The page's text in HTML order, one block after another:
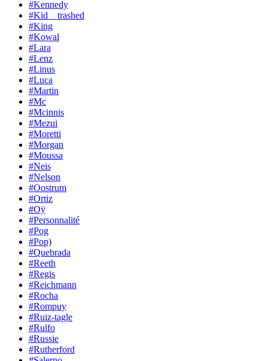
#Kennedy
#Kid__trashed
#King
#Kowal
#Lara
#Lenz
#Linus
#Luca
#Martin
#Mc
#Mcinnis
#Mezui
#Moretti
#Morgan
#Moussa
#Neis
#Nelson
#Oostrum
#Ortiz
#Oÿ
#Personnalité
#Pog
#Pop)
#Quebrada
#Reeth
#Regis
#Reichmann
#Rocha
#Rompuy
#Ruiz-tagle
#Rulfo
#Russie
#Rutherford